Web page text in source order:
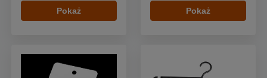
Pokaż Pokaż